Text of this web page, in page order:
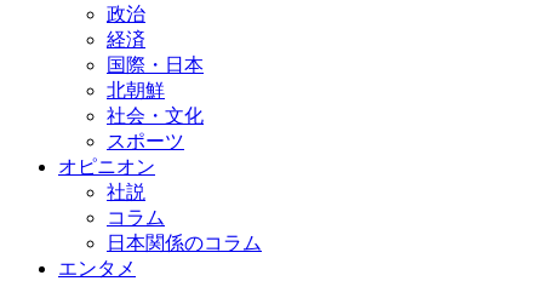
政治
経済
国際・日本
北朝鮮
社会・文化
スポーツ
オピニオン
社説
コラム
日本関係のコラム
エンタメ